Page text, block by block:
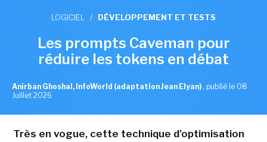
LOGICIEL / DÉVELOPPEMENT ET TESTS
Les prompts Caveman pour
réduire les tokens en débat
Anirban Ghoshal, InfoWorld (adaptation Jean Elyan) , publié le 08
Juillet 2026
Très en vogue, cette technique d'optimisation